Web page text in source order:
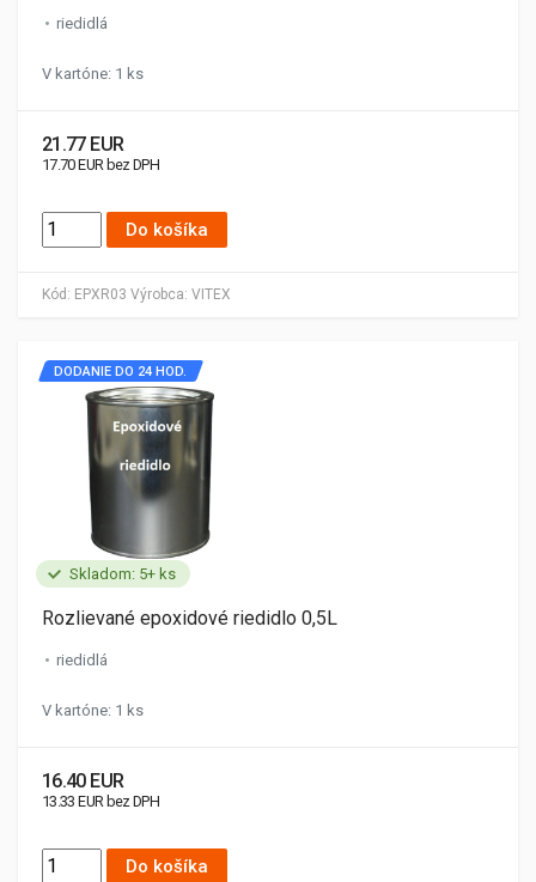
Kód: EPXR03 Výrobca: VITEX
riedidlá
V kartóne: 1 ks
21.77 EUR
17.70 EUR bez DPH
Do košíka
Skladom: 5+ ks
DODANIE DO 24 HOD.
Rozlievané epoxidové riedidlo 0,5L
riedidlá
V kartóne: 1 ks
16.40 EUR
13.33 EUR bez DPH
Do košíka